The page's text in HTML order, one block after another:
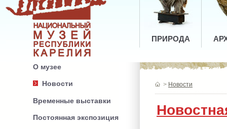
ПРИРОДА
О музее
Новости
Временные выставки
Постоянная экспозиция
> Новости